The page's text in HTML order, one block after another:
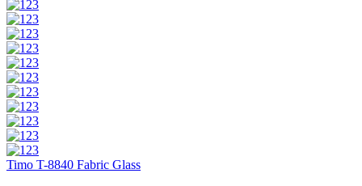
Timo T-8840 Fabric Glass